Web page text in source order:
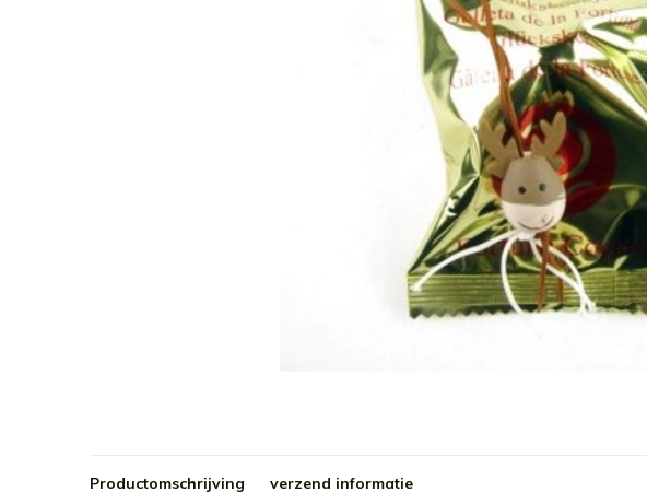
Productomschrijving verzend informatie